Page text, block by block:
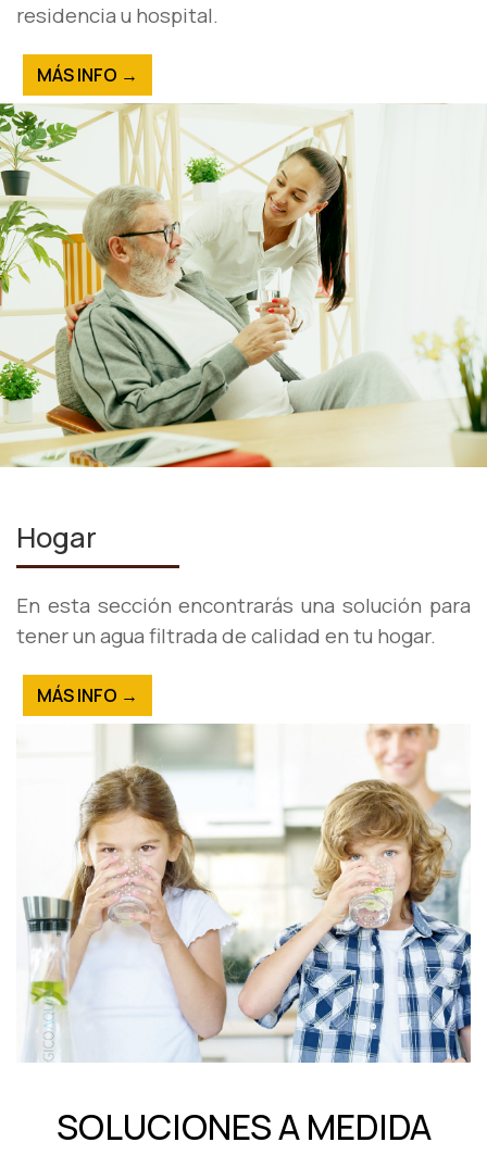
residencia u hospital.
MÁS INFO →
Hogar
En esta sección encontrarás una solución para
tener un agua filtrada de calidad en tu hogar.
MÁS INFO →
SOLUCIONES A MEDIDA